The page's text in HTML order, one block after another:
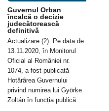
Guvernul Orban
încalcă o decizie
judecătorească
definitivă
Actualizare (2): Pe data de
13.11.2020, în Monitorul
Oficial al României nr.
1074, a fost publicată
Hotărârea Guvernului
privind numirea lui Györke
Zoltán în funcția publică